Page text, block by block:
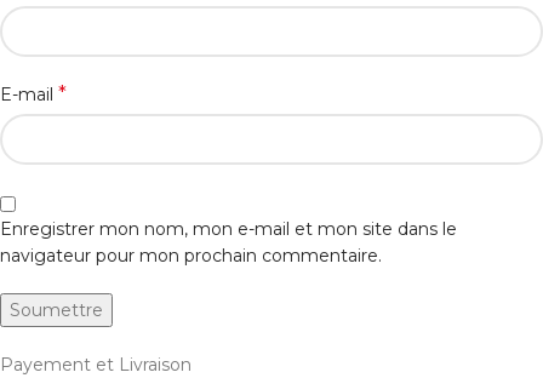
E-mail *
Enregistrer mon nom, mon e-mail et mon site dans le
navigateur pour mon prochain commentaire.
Payement et Livraison